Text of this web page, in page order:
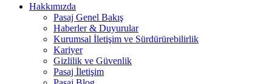
Hakkımızda
Pasaj Genel Bakış
Haberler & Duyurular
Kurumsal İletişim ve Sürdürürebilirlik
Kariyer
Gizlilik ve Güvenlik
Pasaj İletişim